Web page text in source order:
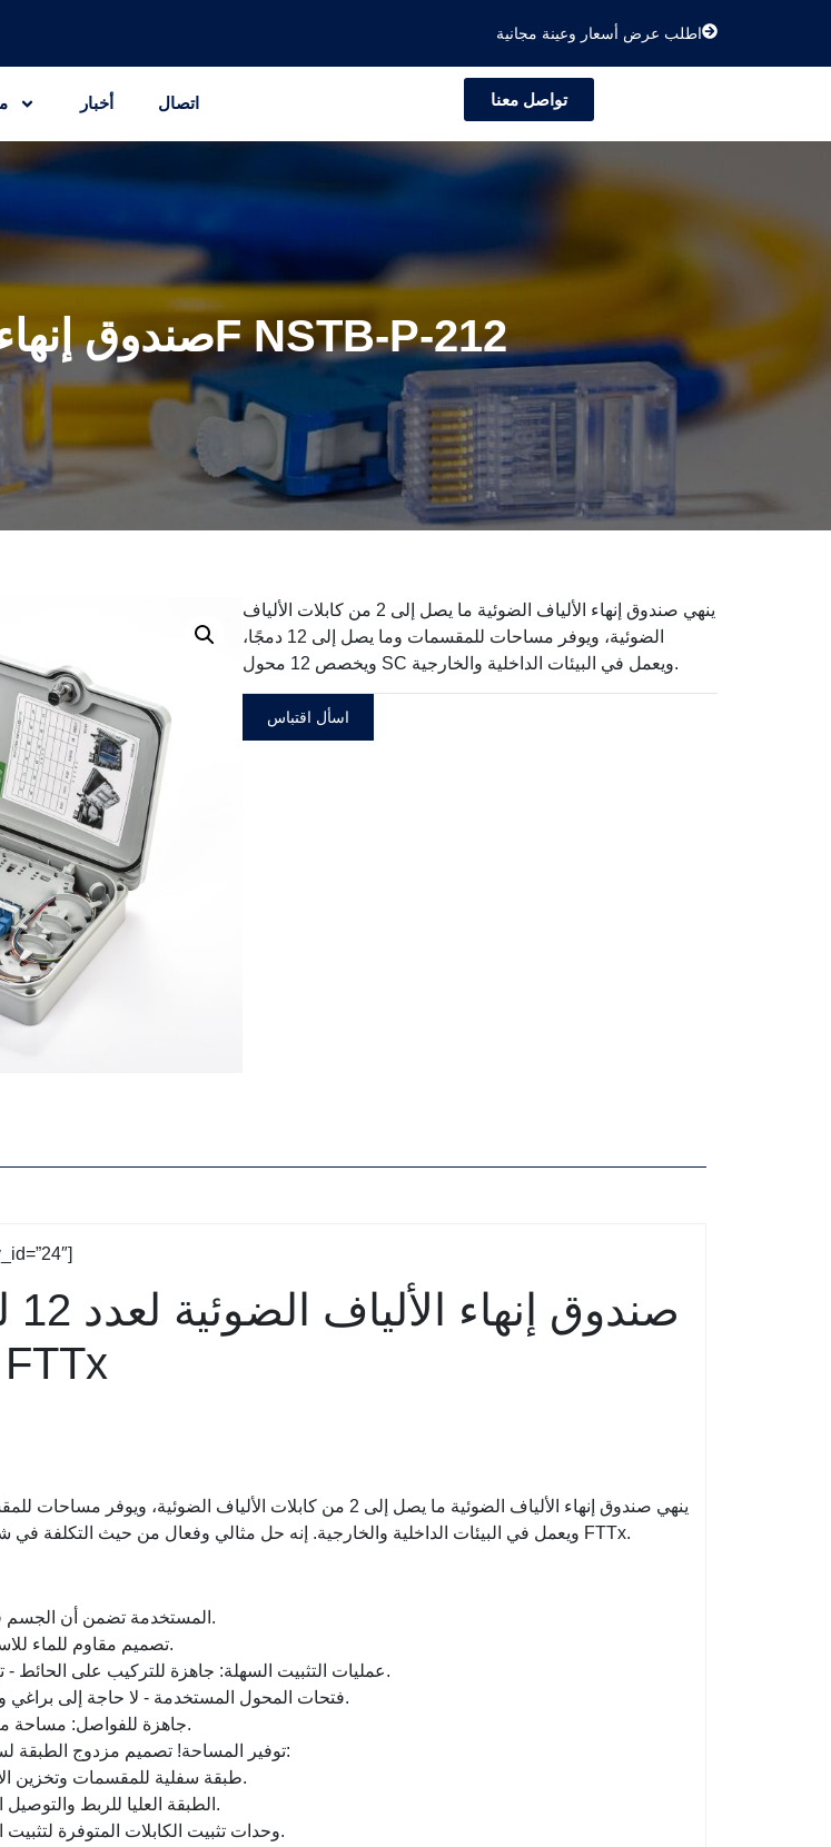
اطلب عرض أسعار وعينة مجانية
أخبار اتصال تواصل معنا
صندوق إنهاء الألياف الضوئية 12F NSTB-P-212
ينهي صندوق إنهاء الألياف الضوئية ما يصل إلى 2 من كابلات الألياف
الضوئية، ويوفر مساحات للمقسمات وما يصل إلى 12 دمجًا،
ويخصص 12 محول SC ويعمل في البيئات الداخلية والخارجية.
اسأل اقتباس
في مشاريع FTTx
ويخصص 12 محول SC ويعمل في البيئات الداخلية والخارجية. إنه حل مثالي وفعال من حيث التكلفة في شبكات FTTx.
مادة ABS المستخدمة تضمن أن الجسم قوي وخفيف.
تصميم مقاوم للماء للاستخدام في الهواء الطلق.
عمليات التثبيت السهلة: جاهزة للتركيب على الحائط - تتوفر مجموعات التثبيت.
فتحات المحول المستخدمة - لا حاجة إلى براغي وأدوات لتثبيت المحولات.
جاهزة للفواصل: مساحة مصممة لإضافة الفواصل.
توفير المساحة! تصميم مزدوج الطبقة لسهولة التركيب والصيانة:
طبقة سفلية للمقسمات وتخزين الألياف ذات الطول الزائد.
الطبقة العليا للربط والتوصيل المتقاطع وتوزيع الألياف.
وحدات تثبيت الكابلات المتوفرة لتثبيت الكابل البصري الخارجي.